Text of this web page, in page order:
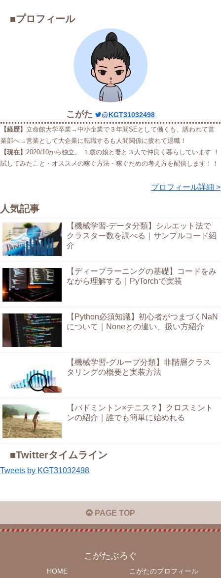
■プロフィール
こがた @KGT31032498
【経歴】 立命館大学卒業→中小企業で３年間SEとして働くも、誘われて営
業部へ→営業として大企業に転職するも人間関係に疲れて退職！
【現在】 2020/10から独立。 １歳の娘と妻と３人で仲良く暮らしています ！
試してみたこと・オススメの稼ぐ方法・稼ぐための考え方を配信します！！
プロフィール詳細 >
人気記事
【機械学習-データ分類】シルエット法で
クラスター数を調べる｜サンプルコード紹
介
【ディープラーニングの基礎】コードをみ
ながら理解する｜PyTorchで実装
【Python必須知識】初心者がつまづくNaN
について｜Noneとの違い、扱い方紹介
【機械学習-グループ分類】非階層クラス
タリングの概要と実装方法
【バドミントン×テニス？】クロスミント
ンの紹介｜誰でも簡単に始めれる
■Twitterタイムライン
Tweets by KGT31032498
PAGE TOP
こがたぶろぐ
HOME こがたのプロフィール